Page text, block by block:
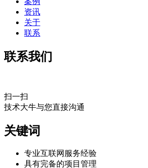
资讯
关于
联系
联系我们
扫一扫
技术大牛与您直接沟通
关键词
专业互联网服务经验
具有完备的项目管理